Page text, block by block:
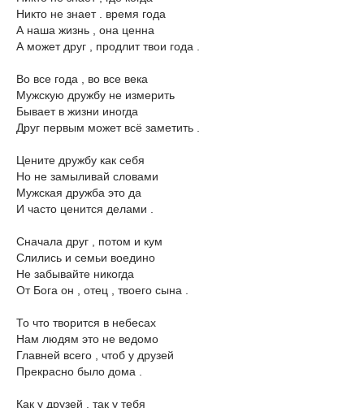
Никто не знает . время года
А наша жизнь , она ценна
А может друг , продлит твои года .
Во все года , во все века
Мужскую дружбу не измерить
Бывает в жизни иногда
Друг первым может всё заметить .
Цените дружбу как себя
Но не замыливай словами
Мужская дружба это да
И часто ценится делами .
Сначала друг , потом и кум
Слились и семьи воедино
Не забывайте никогда
От Бога он , отец , твоего сына .
То что творится в небесах
Нам людям это не ведомо
Главней всего , чтоб у друзей
Прекрасно было дома .
Как у друзей , так у тебя